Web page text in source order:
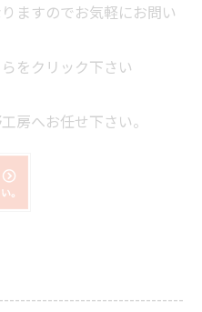
ますのでお気軽にお問い
をクリック下さい
房へお任せ下さい。